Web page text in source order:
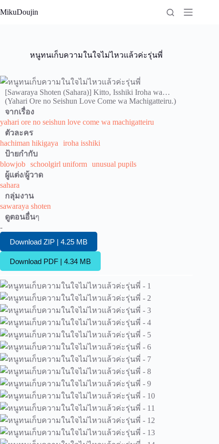
to
MikuDoujin
หนูทนเก็บความในใจไม่ไหวแล้วค่ะรุ่นพี่
[Sawaraya Shoten (Sahara)] Kitto, Isshiki Iroha wa…
(Yahari Ore no Seishun Love Come wa Machigatteiru.)
จากเรื่อง
yahari ore no seishun love come wa machigatteiru
ตัวละคร
hachiman hikigaya
iroha isshiki
ป้ายกำกับ
blowjob schoolgirl uniform unusual pupils
ผู้แต่ง/ผู้วาด
sahara
กลุ่มงาน
sawaraya shoten
ดูตอนอื่นๆ
-
Download ZIP | 4.25 MB
Download PDF | 4.34 MB